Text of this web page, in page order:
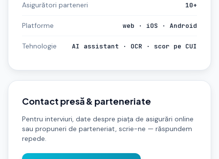
Asigurători parteneri 10+
Platforme web · iOS · Android
Tehnologie AI assistant · OCR · scor pe CUI
Contact presă & parteneriate
Pentru interviuri, date despre piața de asigurări online
sau propuneri de parteneriat, scrie-ne — răspundem
repede.